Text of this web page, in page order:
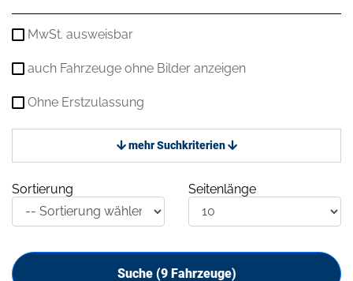
MwSt. ausweisbar
auch Fahrzeuge ohne Bilder anzeigen
Ohne Erstzulassung
mehr Suchkriterien
Sortierung Seitenlänge
Suche (9Fahrzeuge)